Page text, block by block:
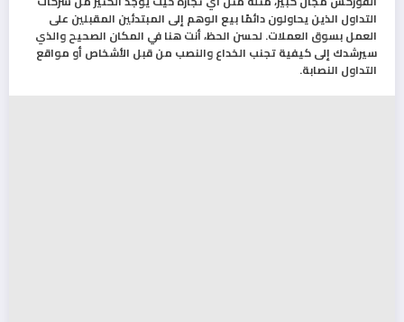
التداول الذين يحاولون دائمًا بيع الوهم إلى المبتدئين المقبلين على
العمل بسوق العملات. لحسن الحظ، أنت هنا في المكان الصحيح والذي
سيرشدك إلى كيفية تجنب الخداع والنصب من قبل الأشخاص أو مواقع
التداول النصابة.